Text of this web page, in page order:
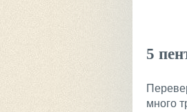
5
много